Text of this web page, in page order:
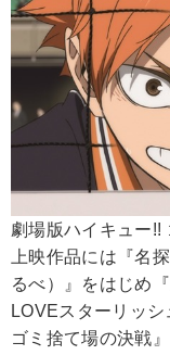
劇場版ハイキュー!!
上映作品には『名
るべ）』をはじめ
LOVEスターリッ
ゴミ捨て場の決戦